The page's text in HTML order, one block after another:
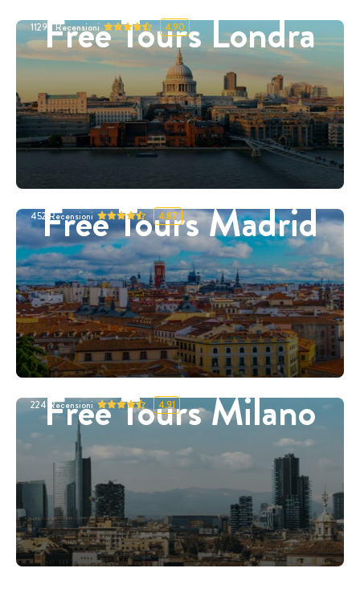
Free Tours Londra
11298Recensioni 4.90
Free Tours Madrid
452 Recensioni 4.87
Free Tours Milano
224 Recensioni 4.91